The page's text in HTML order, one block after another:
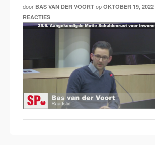
door BAS VAN DER VOORT op OKTOBER 19, 2022
REACTIES